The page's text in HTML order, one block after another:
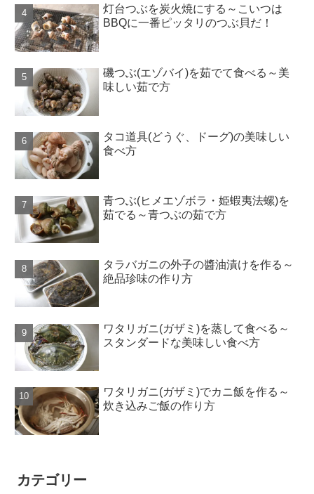
灯台つぶを炭火焼にする～こいつは
BBQに一番ピッタリのつぶ貝だ！
磯つぶ(エゾバイ)を茹でて食べる～美
味しい茹で方
タコ道具(どうぐ、ドーグ)の美味しい
食べ方
青つぶ(ヒメエゾボラ・姫蝦夷法螺)を
茹でる～青つぶの茹で方
タラバガニの外子の醬油漬けを作る～
絶品珍味の作り方
ワタリガニ(ガザミ)を蒸して食べる～
スタンダードな美味しい食べ方
ワタリガニ(ガザミ)でカニ飯を作る～
炊き込みご飯の作り方
カテゴリー